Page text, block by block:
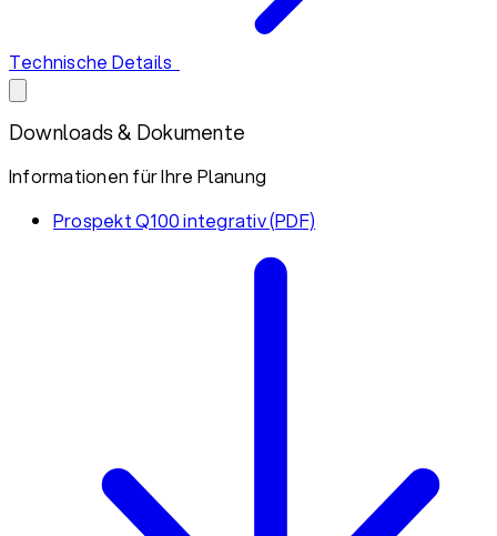
Technische Details
Downloads & Dokumente
Informationen für Ihre Planung
Prospekt Q100 integrativ (PDF)